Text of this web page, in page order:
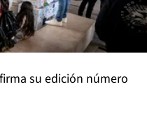
su edición número